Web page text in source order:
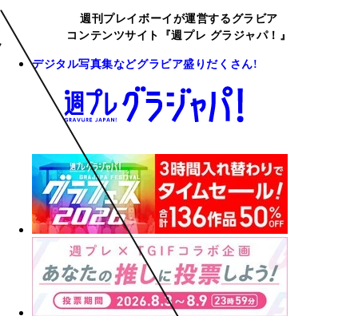
週刊プレイボーイが運営するグラビア
コンテンツサイト『週プレ グラジャパ！』
デジタル写真集などグラビア盛りだくさん!